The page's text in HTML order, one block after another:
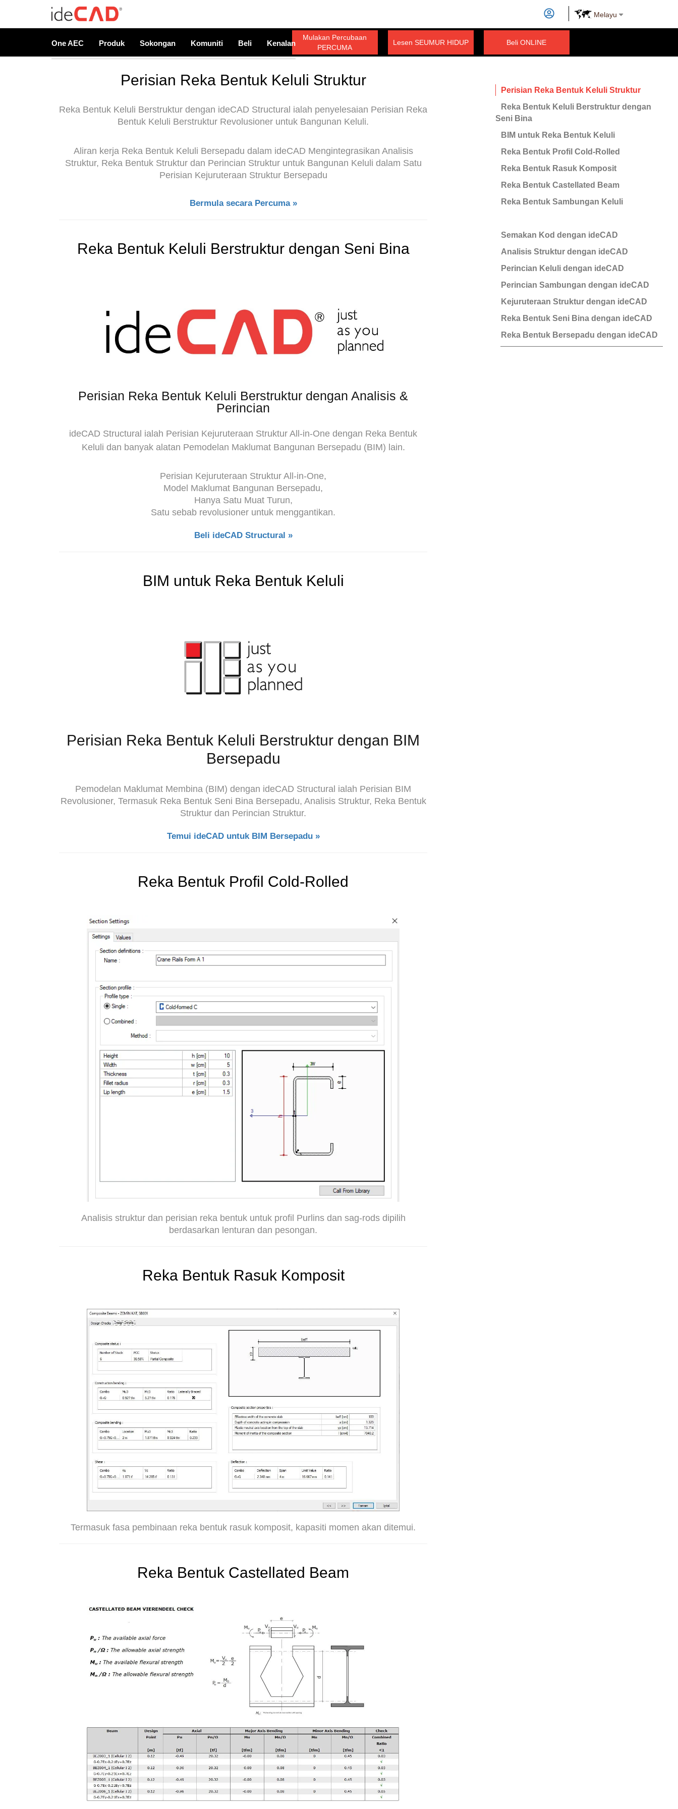
Melayu
One AEC Produk Sokongan Komuniti Beli Kenalan Beli ONLINE
Lesen SEUMUR HIDUP
Mulakan Percubaan
PERCUMA
Perisian Reka Bentuk Keluli Struktur
Reka Bentuk Keluli Berstruktur dengan ideCAD Structural ialah penyelesaian Perisian Reka
Bentuk Keluli Berstruktur Revolusioner untuk Bangunan Keluli.
Aliran kerja Reka Bentuk Keluli Bersepadu dalam ideCAD Mengintegrasikan Analisis
Struktur, Reka Bentuk Struktur dan Perincian Struktur untuk Bangunan Keluli dalam Satu
Perisian Kejuruteraan Struktur Bersepadu
Bermula secara Percuma »
Reka Bentuk Keluli Berstruktur dengan Seni Bina
Perisian Reka Bentuk Keluli Berstruktur dengan Analisis &
Perincian
ideCAD Structural ialah Perisian Kejuruteraan Struktur All-in-One dengan Reka Bentuk
Keluli dan banyak alatan Pemodelan Maklumat Bangunan Bersepadu (BIM) lain.
Perisian Kejuruteraan Struktur All-in-One,
Model Maklumat Bangunan Bersepadu,
Hanya Satu Muat Turun,
Satu sebab revolusioner untuk menggantikan.
Beli ideCAD Structural »
BIM untuk Reka Bentuk Keluli
Perisian Reka Bentuk Keluli Berstruktur dengan BIM
Bersepadu
Pemodelan Maklumat Membina (BIM) dengan ideCAD Structural ialah Perisian BIM
Revolusioner, Termasuk Reka Bentuk Seni Bina Bersepadu, Analisis Struktur, Reka Bentuk
Struktur dan Perincian Struktur.
Temui ideCAD untuk BIM Bersepadu »
Reka Bentuk Profil Cold-Rolled
Analisis struktur dan perisian reka bentuk untuk profil Purlins dan sag-rods dipilih
berdasarkan lenturan dan pesongan.
Reka Bentuk Rasuk Komposit
Termasuk fasa pembinaan reka bentuk rasuk komposit, kapasiti momen akan ditemui.
Reka Bentuk Castellated Beam
Perisian Reka Bentuk Keluli Struktur
Reka Bentuk Keluli Berstruktur dengan
Seni Bina
BIM untuk Reka Bentuk Keluli
Reka Bentuk Profil Cold-Rolled
Reka Bentuk Rasuk Komposit
Reka Bentuk Castellated Beam
Reka Bentuk Sambungan Keluli
Semakan Kod dengan ideCAD
Analisis Struktur dengan ideCAD
Perincian Keluli dengan ideCAD
Perincian Sambungan dengan ideCAD
Kejuruteraan Struktur dengan ideCAD
Reka Bentuk Seni Bina dengan ideCAD
Reka Bentuk Bersepadu dengan ideCAD